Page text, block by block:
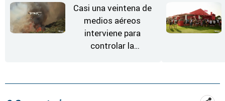
"favorable" y disminuir
el riesgo
Casi una veintena de
medios aéreos
interviene para
controlar la
Fermoselle